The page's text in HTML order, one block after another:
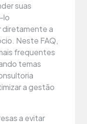
suas
lo
a
Neste FAQ,
frequentes
temas
a gestão
a evitar